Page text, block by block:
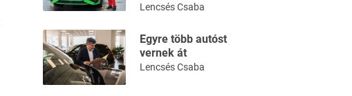
Lencsés Csaba
Egyre több autóst
vernek át
Lencsés Csaba